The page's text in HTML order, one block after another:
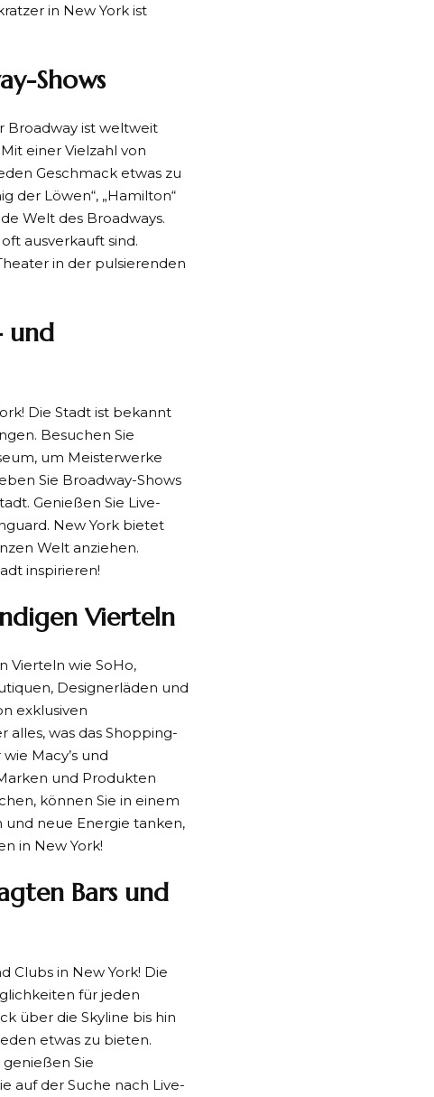
in New York ist
Shows
Broadway ist weltweit
einer Vielzahl von
Geschmack etwas zu
der Löwen“, „Hamilton“
Welt des Broadways.
ausverkauft sind.
in der pulsierenden
und
Die Stadt ist bekannt
Besuchen Sie
um Meisterwerke
Sie Broadway-Shows
Genießen Sie Live-
New York bietet
Welt anziehen.
inspirieren!
Vierteln
Vierteln wie SoHo,
Designerläden und
exklusiven
alles, was das Shopping-
Macy’s und
und Produkten
können Sie in einem
und neue Energie tanken,
in New York!
Bars und
Clubs in New York! Die
für jeden
über die Skyline bis hin
etwas zu bieten.
Sie
auf der Suche nach Live-